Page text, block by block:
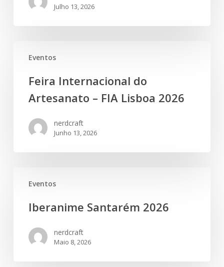
Julho 13, 2026
Eventos
Internacional
Artesanato
Lisboa
Feira Internacional do
Artesanato – FIA Lisboa 2026
nerdcraft
Junho 13, 2026
Eventos
Santarém
Iberanime Santarém 2026
nerdcraft
Maio 8, 2026